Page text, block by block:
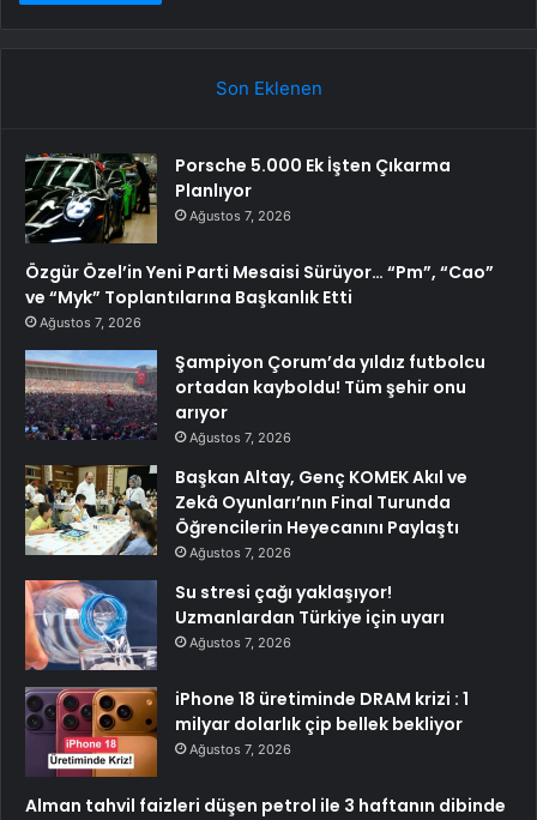
Son Eklenen
Porsche 5.000 Ek İşten Çıkarma
Planlıyor
Ağustos 7, 2026
Özgür Özel’in Yeni Parti Mesaisi Sürüyor… “Pm”, “Cao”
ve “Myk” Toplantılarına Başkanlık Etti
Ağustos 7, 2026
Şampiyon Çorum’da yıldız futbolcu
ortadan kayboldu! Tüm şehir onu
arıyor
Ağustos 7, 2026
Başkan Altay, Genç KOMEK Akıl ve
Zekâ Oyunları’nın Final Turunda
Öğrencilerin Heyecanını Paylaştı
Ağustos 7, 2026
Su stresi çağı yaklaşıyor!
Uzmanlardan Türkiye için uyarı
Ağustos 7, 2026
iPhone 18 üretiminde DRAM krizi : 1
milyar dolarlık çip bellek bekliyor
Ağustos 7, 2026
Alman tahvil faizleri düşen petrol ile 3 haftanın dibinde